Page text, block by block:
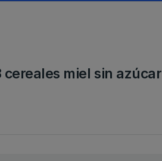
miel sin azúcar